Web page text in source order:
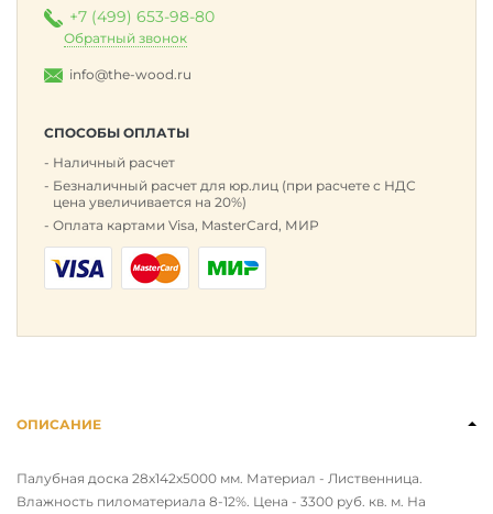
+7 (499) 653-98-80
Обратный звонок
info@the-wood.ru
СПОСОБЫ ОПЛАТЫ
Наличный расчет
Безналичный расчет для юр.лиц (при расчете с НДС
цена увеличивается на 20%)
Оплата картами Visa, MasterCard, МИР
ОПИСАНИЕ
Палубная доска 28х142х5000 мм. Материал - Лиственница.
Влажность пиломатериала 8-12%. Цена - 3300 руб. кв. м. На